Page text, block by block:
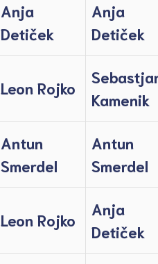
Anja
Detiček
Anja
Detiček
Leon Rojko
Kamenik
Antun
Smerdel
Antun
Smerdel
Leon Rojko
Anja
Detiček